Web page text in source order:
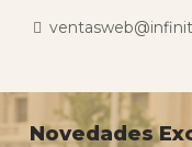
Novedades